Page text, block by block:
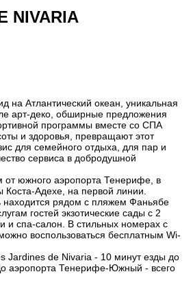
NIVARIA
на Атлантический океан, уникальная
арт-деко, обширные предложения
программы вместе со СПА
и здоровья, превращают этот
для семейного отдыха, для пар и
сервиса в добродушной
от южного аэропорта Тенерифе, в
Коста-Адехе, на первой линии.
находится рядом с пляжем Фаньябе
гостей экзотические сады с 2
и спа-салон. В стильных номерах с
воспользоваться бесплатным Wi-
Jardines de Nivaria - 10 минут езды до
аэропорта Тенерифе-Южный - всего